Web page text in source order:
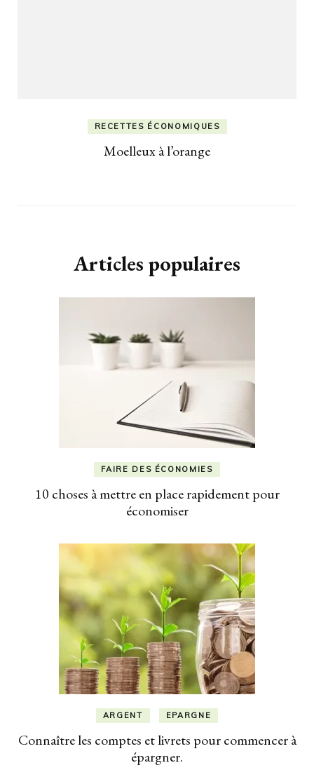
RECETTES ÉCONOMIQUES
Moelleux à l’orange
Articles populaires
FAIRE DES ÉCONOMIES
10 choses à mettre en place rapidement pour
économiser
ARGENT EPARGNE
Connaître les comptes et livrets pour commencer à
épargner.